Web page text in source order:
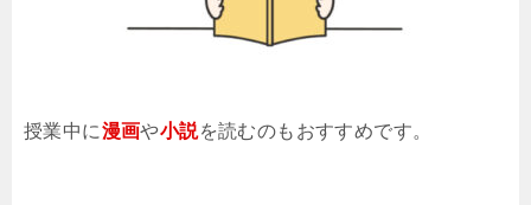
授業中に漫画や小説を読むのもおすすめです。